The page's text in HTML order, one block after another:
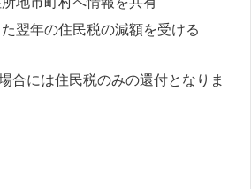
翌年の住民税の減額を受ける
合には住民税のみの還付となりま